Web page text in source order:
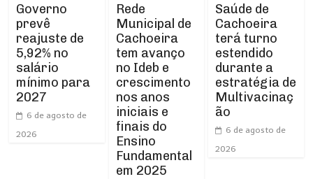
Governo
prevê
reajuste de
5,92% no
salário
mínimo para
2027
6 de agosto de
2026
Rede
Municipal de
Cachoeira
tem avanço
no Ideb e
crescimento
nos anos
iniciais e
finais do
Ensino
Fundamental
em 2025
Saúde de
Cachoeira
terá turno
estendido
durante a
estratégia de
Multivacinaç
ão
6 de agosto de
2026